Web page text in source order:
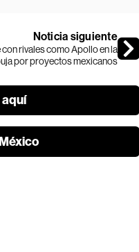
Noticia siguiente
rivales como Apollo en la
por proyectos mexicanos
aquí